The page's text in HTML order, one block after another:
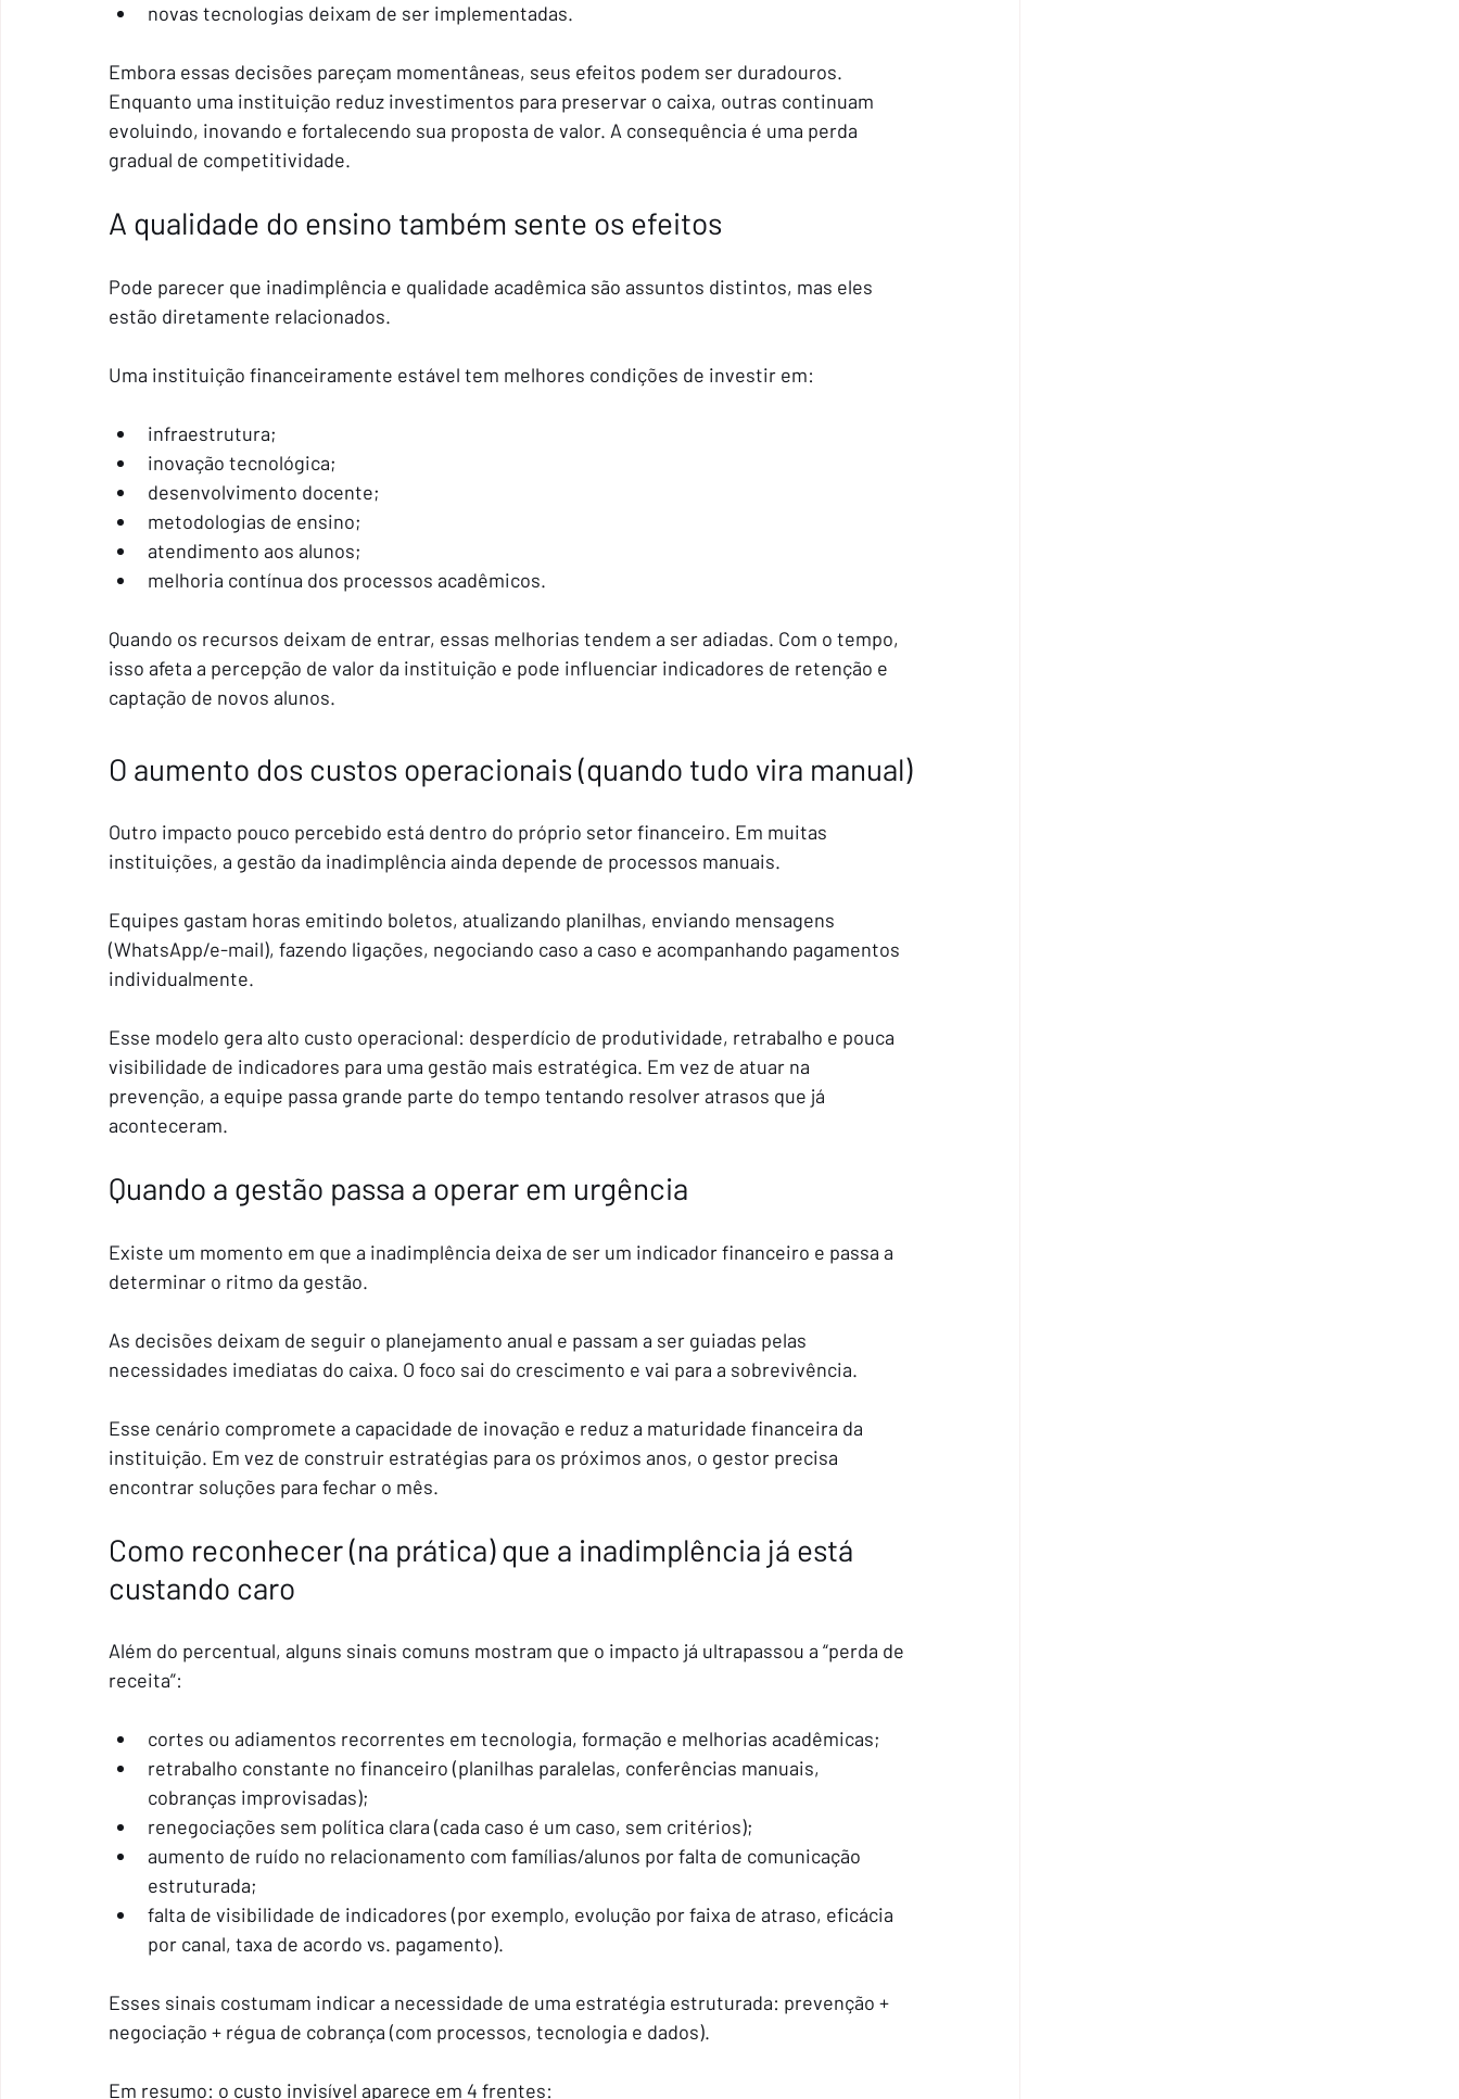
novas tecnologias deixam de ser implementadas.
Embora essas decisões pareçam momentâneas, seus efeitos podem ser duradouros.
Enquanto uma instituição reduz investimentos para preservar o caixa, outras continuam
evoluindo, inovando e fortalecendo sua proposta de valor. A consequência é uma perda
gradual de competitividade.
A qualidade do ensino também sente os efeitos
Pode parecer que inadimplência e qualidade acadêmica são assuntos distintos, mas eles
estão diretamente relacionados.
Uma instituição financeiramente estável tem melhores condições de investir em:
infraestrutura;
inovação tecnológica;
desenvolvimento docente;
metodologias de ensino;
atendimento aos alunos;
melhoria contínua dos processos acadêmicos.
Quando os recursos deixam de entrar, essas melhorias tendem a ser adiadas. Com o tempo,
isso afeta a percepção de valor da instituição e pode influenciar indicadores de retenção e
captação de novos alunos.
O aumento dos custos operacionais (quando tudo vira manual)
Outro impacto pouco percebido está dentro do próprio setor financeiro. Em muitas
instituições, a gestão da inadimplência ainda depende de processos manuais.
Equipes gastam horas emitindo boletos, atualizando planilhas, enviando mensagens
(WhatsApp/e-mail), fazendo ligações, negociando caso a caso e acompanhando pagamentos
individualmente.
Esse modelo gera alto custo operacional: desperdício de produtividade, retrabalho e pouca
visibilidade de indicadores para uma gestão mais estratégica. Em vez de atuar na
prevenção, a equipe passa grande parte do tempo tentando resolver atrasos que já
aconteceram.
Quando a gestão passa a operar em urgência
Existe um momento em que a inadimplência deixa de ser um indicador financeiro e passa a
determinar o ritmo da gestão.
As decisões deixam de seguir o planejamento anual e passam a ser guiadas pelas
necessidades imediatas do caixa. O foco sai do crescimento e vai para a sobrevivência.
Esse cenário compromete a capacidade de inovação e reduz a maturidade financeira da
instituição. Em vez de construir estratégias para os próximos anos, o gestor precisa
encontrar soluções para fechar o mês.
Como reconhecer (na prática) que a inadimplência já está
custando caro
Além do percentual, alguns sinais comuns mostram que o impacto já ultrapassou a “perda de
receita”:
cortes ou adiamentos recorrentes em tecnologia, formação e melhorias acadêmicas;
retrabalho constante no financeiro (planilhas paralelas, conferências manuais,
cobranças improvisadas);
renegociações sem política clara (cada caso é um caso, sem critérios);
aumento de ruído no relacionamento com famílias/alunos por falta de comunicação
estruturada;
falta de visibilidade de indicadores (por exemplo, evolução por faixa de atraso, eficácia
por canal, taxa de acordo vs. pagamento).
Esses sinais costumam indicar a necessidade de uma estratégia estruturada: prevenção +
negociação + régua de cobrança (com processos, tecnologia e dados).
Em resumo: o custo invisível aparece em 4 frentes: